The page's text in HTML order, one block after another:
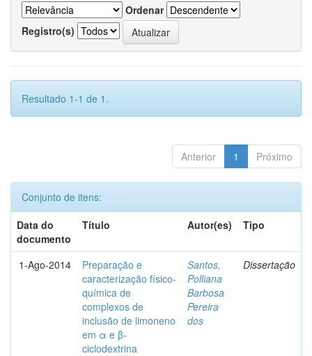
Ordenar
Registro(s)
Resultado 1-1 de 1.
Anterior 1 Próximo
Conjunto de itens:
Data do
documento
Título Autor(es) Tipo
1-Ago-2014
Preparação e
caracterização físico-
química de
complexos de
inclusão de limoneno
em α e β-
ciclodextrina
Santos,
Polliana
Barbosa
Pereira
dos
Dissertação